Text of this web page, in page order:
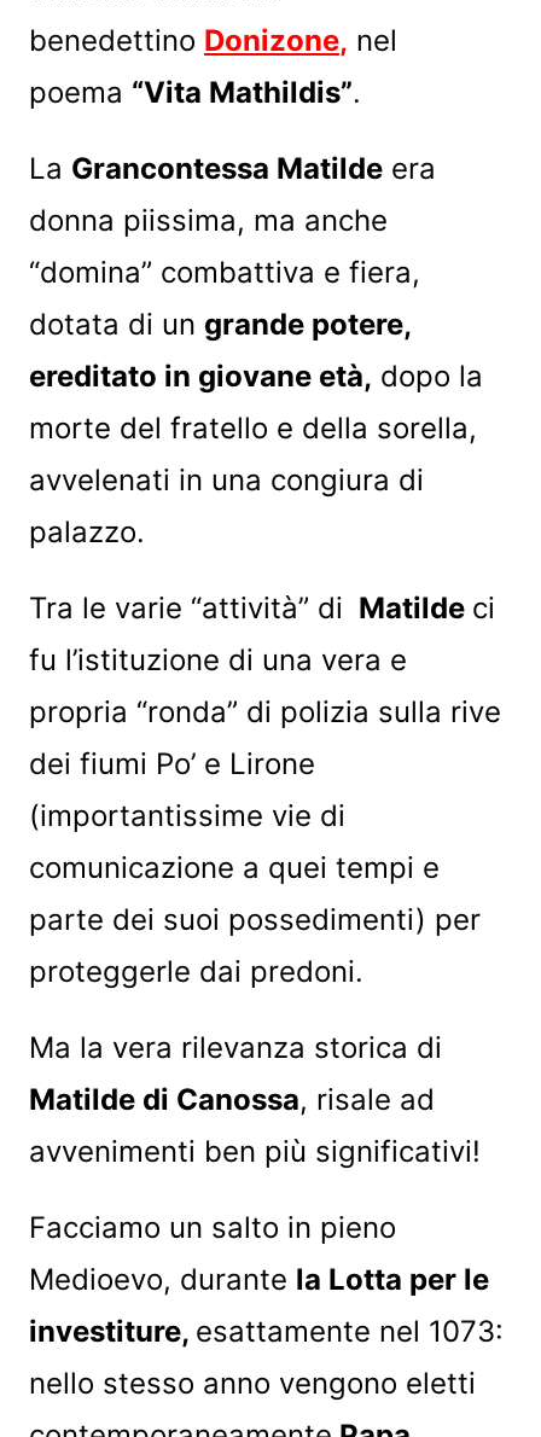
benedettino Donizone, nel
poema “Vita Mathildis”.
La Grancontessa Matildeera
donna piissima, ma anche
“domina” combattiva e fiera,
dotata di un grande potere,
ereditato in giovane età, dopo la
morte del fratello e della sorella,
avvelenati in una congiura di
palazzo.
Tra le varie “attività” di Matilde ci
fu l’istituzione di una vera e
propria “ronda” di polizia sulla rive
dei fiumi Po’ e Lirone
(importantissime vie di
comunicazione a quei tempi e
parte dei suoi possedimenti) per
proteggerle dai predoni.
Ma la vera rilevanza storica di
Matilde di Canossa, risale ad
avvenimenti ben più significativi!
Facciamo un salto in pieno
Medioevo, durante la Lotta per le
investiture, esattamente nel 1073:
nello stesso anno vengono eletti